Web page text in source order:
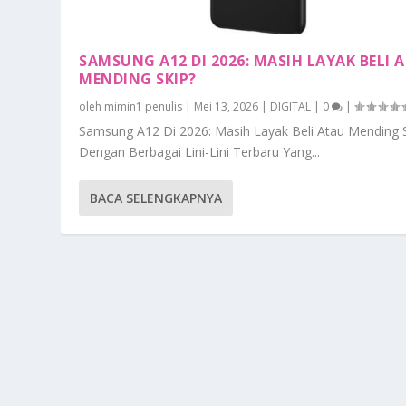
SAMSUNG A12 DI 2026: MASIH LAYAK BELI
MENDING SKIP?
oleh mimin1 penulis | Mei 13, 2026 | DIGITAL | 0 |
Samsung A12 Di 2026: Masih Layak Beli Atau Mending
Dengan Berbagai Lini-Lini Terbaru Yang...
BACA SELENGKAPNYA